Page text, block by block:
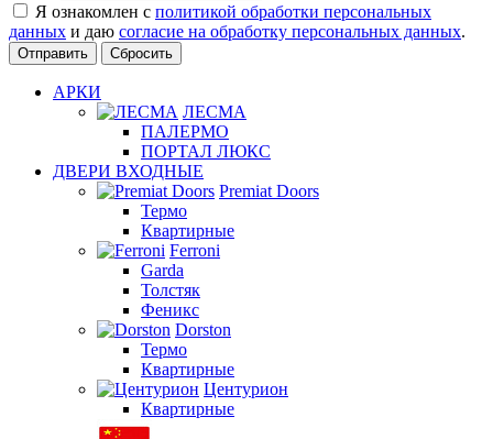
Я ознакомлен с политикой обработки персональных
данных и даю согласие на обработку персональных данных.
Сбросить
АРКИ
ЛЕСМА
ПАЛЕРМО
ПОРТАЛ ЛЮКС
ДВЕРИ ВХОДНЫЕ
Premiat Doors
Термо
Квартирные
Ferroni
Garda
Толстяк
Феникс
Dorston
Термо
Квартирные
Центурион
Квартирные